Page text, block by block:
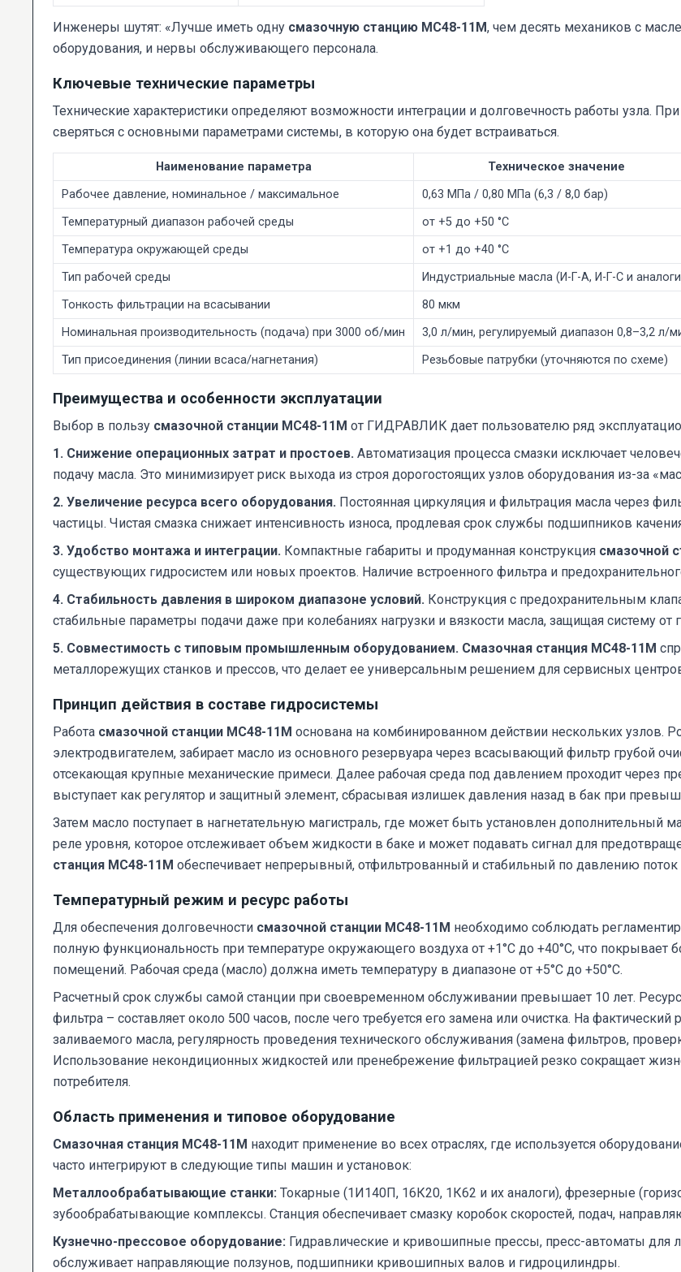
Инженеры шутят: «Лучше иметь одну смазочную станцию МС48-11М, чем десять механиков с
оборудования, и нервы обслуживающего персонала.
Ключевые технические параметры
Технические характеристики определяют возможности интеграции и долговечность работы узла.
сверяться с основными параметрами системы, в которую она будет встраиваться.
Наименование параметра
Техническое значение
Рабочее давление, номинальное / максимальное
0,63 МПа / 0,80 МПа (6,3 / 8,0 бар)
Температурный диапазон рабочей среды
от +5 до +50 °С
Температура окружающей среды
от +1 до +40 °С
Тип рабочей среды
Индустриальные масла (И-Г-А, И-Г-С и
Тонкость фильтрации на всасывании
80 мкм
Номинальная производительность (подача) при 3000 об/мин
3,0 л/мин, регулируемый диапазон 0,8–3,2 л/
Тип присоединения (линии всаса/нагнетания)
Резьбовые патрубки (уточняются по схеме)
Преимущества и особенности эксплуатации
Выбор в пользу смазочной станции МС48-11М от ГИДРАВЛИК дает пользователю ряд
1. Снижение операционных затрат и простоев. Автоматизация процесса смазки исключает
подачу масла. Это минимизирует риск выхода из строя дорогостоящих узлов оборудования из-за
2. Увеличение ресурса всего оборудования. Постоянная циркуляция и фильтрация масла через
частицы. Чистая смазка снижает интенсивность износа, продлевая срок службы подшипников
3. Удобство монтажа и интеграции. Компактные габариты и продуманная конструкция смазочной
существующих гидросистем или новых проектов. Наличие встроенного фильтра и
4. Стабильность давления в широком диапазоне условий. Конструкция с предохранительным
стабильные параметры подачи даже при колебаниях нагрузки и вязкости масла, защищая систему от
5. Совместимость с типовым промышленным оборудованием. Смазочная станция МС48-11М
металлорежущих станков и прессов, что делает ее универсальным решением для сервисных
Принцип действия в составе гидросистемы
Работа смазочной станции МС48-11М основана на комбинированном действии нескольких узлов.
электродвигателем, забирает масло из основного резервуара через всасывающий фильтр грубой
отсекающая крупные механические примеси. Далее рабочая среда под давлением проходит через
выступает как регулятор и защитный элемент, сбрасывая излишек давления назад в бак при
Затем масло поступает в нагнетательную магистраль, где может быть установлен дополнительный
реле уровня, которое отслеживает объем жидкости в баке и может подавать сигнал для
станция МС48-11М обеспечивает непрерывный, отфильтрованный и стабильный по давлению поток
Температурный режим и ресурс работы
Для обеспечения долговечности смазочной станции МС48-11М необходимо соблюдать
полную функциональность при температуре окружающего воздуха от +1°C до +40°C, что
помещений. Рабочая среда (масло) должна иметь температуру в диапазоне от +5°C до +50°C.
Расчетный срок службы самой станции при своевременном обслуживании превышает 10 лет.
фильтра – составляет около 500 часов, после чего требуется его замена или очистка. На
заливаемого масла, регулярность проведения технического обслуживания (замена фильтров,
Использование некондиционных жидкостей или пренебрежение фильтрацией резко сокращает
потребителя.
Область применения и типовое оборудование
Смазочная станция МС48-11М находит применение во всех отраслях, где используется
часто интегрируют в следующие типы машин и установок:
Металлообрабатывающие станки: Токарные (1И140П, 16К20, 1К62 и их аналоги), фрезерные
зубообрабатывающие комплексы. Станция обеспечивает смазку коробок скоростей, подач,
Кузнечно-прессовое оборудование: Гидравлические и кривошипные прессы, пресс-автоматы
обслуживает направляющие ползунов, подшипники кривошипных валов и гидроцилиндры.